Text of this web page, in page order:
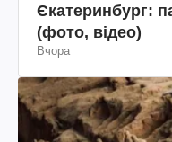
Єкатеринбург:
(фото, відео)
Вчора